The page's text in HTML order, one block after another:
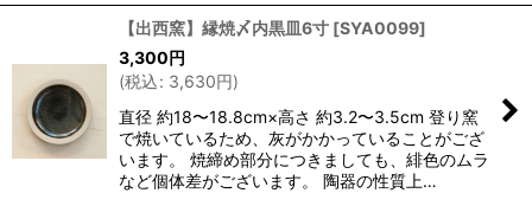
【出西窯】縁焼〆内黒皿6寸 [SYA0099]
3,300円
(税込: 3,630円)
直径 約18〜18.8cm×高さ 約3.2〜3.5cm 登り窯
で焼いているため、灰がかかっていることがござ
います。 焼締め部分につきましても、緋色のムラ
など個体差がございます。 陶器の性質上…